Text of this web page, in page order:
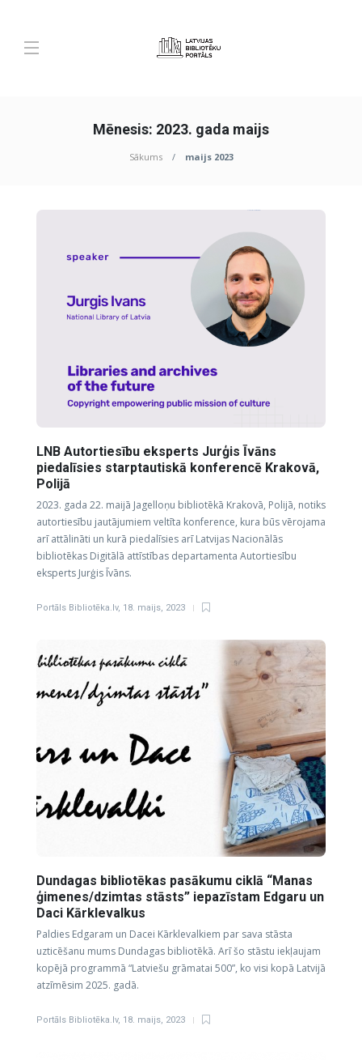
Mēnesis: 2023. gada maijs
Sākums maijs 2023
LNB Autortiesību eksperts Jurģis Īvāns
piedalīsies starptautiskā konferencē Krakovā,
Polijā
2023. gada 22. maijā Jagelloņu bibliotēkā Krakovā, Polijā, notiks
autortiesību jautājumiem veltīta konference, kura būs vērojama
arī attālināti un kurā piedalīsies arī Latvijas Nacionālās
bibliotēkas Digitālā attīstības departamenta Autortiesību
eksperts Jurģis Īvāns.
Portāls Bibliotēka.lv, 18. maijs, 2023
Dundagas bibliotēkas pasākumu ciklā “Manas
ģimenes/dzimtas stāsts” iepazīstam Edgaru un
Daci Kārklevalkus
Paldies Edgaram un Dacei Kārklevalkiem par sava stāsta
uzticēšanu mums Dundagas bibliotēkā. Arī šo stāstu iekļaujam
kopējā programmā “Latviešu grāmatai 500”, ko visi kopā Latvijā
atzīmēsim 2025. gadā.
Portāls Bibliotēka.lv, 18. maijs, 2023